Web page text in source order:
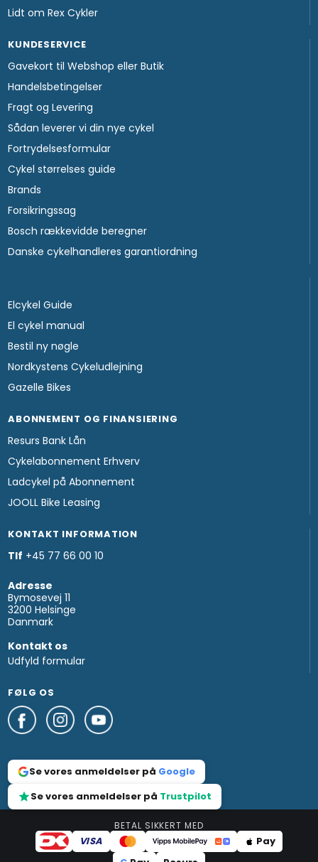
Lidt om Rex Cykler
KUNDESERVICE
Gavekort til Webshop eller Butik
Handelsbetingelser
Fragt og Levering
Sådan leverer vi din nye cykel
Fortrydelsesformular
Cykel størrelses guide
Brands
Forsikringssag
Bosch rækkevidde beregner
Danske cykelhandleres garantiordning
Elcykel Guide
El cykel manual
Bestil ny nøgle
Nordkystens Cykeludlejning
Gazelle Bikes
ABONNEMENT OG FINANSIERING
Resurs Bank Lån
Cykelabonnement Erhverv
Ladcykel på Abonnement
JOOLL Bike Leasing
KONTAKT INFORMATION
Tlf +45 77 66 00 10
Adresse
Bymosevej 11
3200 Helsinge
Danmark
Kontakt os
Udfyld formular
FØLG OS
Se vores anmeldelser på Google
Se vores anmeldelser på Trustpilot
BETAL SIKKERT MED
VISA
Pay